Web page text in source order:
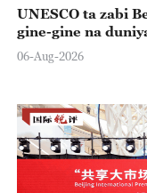
UNESCO ta zabi
gine-gine na
06-Aug-2026